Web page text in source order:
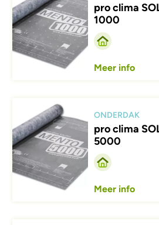
pro clima
1000
Meer info
Afbeelding
ONDERDAK
pro clima
5000
Meer info